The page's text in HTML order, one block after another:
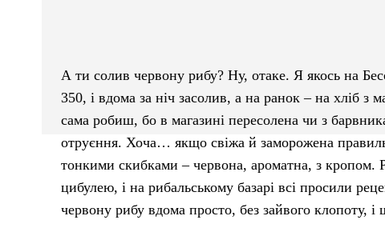
А ти солив червону рибу? Ну, отаке. Я якось на
350, і вдома за ніч засолив, а на ранок – на хліб з
сама робиш, бо в магазині пересолена чи з
отруєння. Хоча… якщо свіжа й заморожена
тонкими скибками – червона, ароматна, з кропом.
цибулею, і на рибальському базарі всі просили
червону рибу вдома просто, без зайвого клопоту,